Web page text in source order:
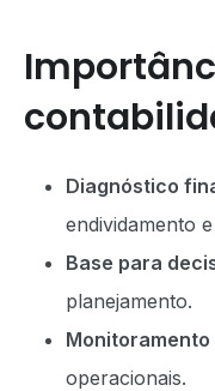
Diagnóstico
endividamento
Base para
planejamento.
operacionais.